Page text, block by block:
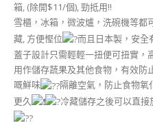
箱, (除開$11/個), 勁抵用!!
雪櫃，冰箱，微波爐，洗碗機等都
藏, 方便慳位
而且日本製，安全
蓋子設計只需輕輕一扭便可扭實，
用作儲存蔬果及其他食物，有效防
嘅鮮味
隔離空氣，防止食物氧
更久
冷藏儲存之後可以直